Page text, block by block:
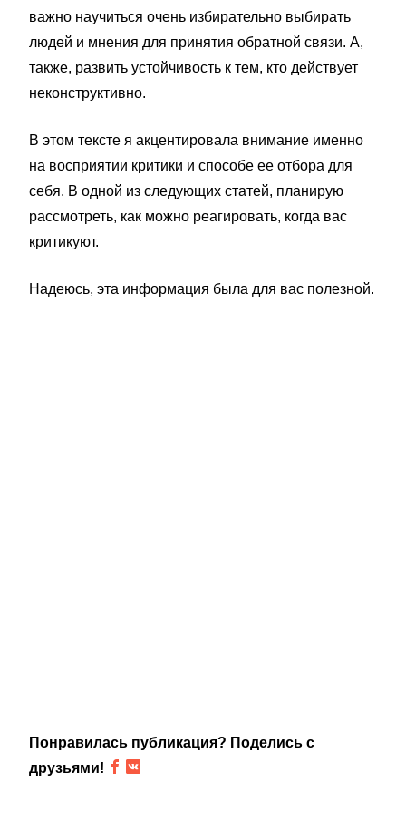
важно научиться очень избирательно выбирать
людей и мнения для принятия обратной связи. А,
также, развить устойчивость к тем, кто действует
неконструктивно.
В этом тексте я акцентировала внимание именно
на восприятии критики и способе ее отбора для
себя. В одной из следующих статей, планирую
рассмотреть, как можно реагировать, когда вас
критикуют.
Надеюсь, эта информация была для вас полезной.
Понравилась публикация? Поделись с
друзьями!